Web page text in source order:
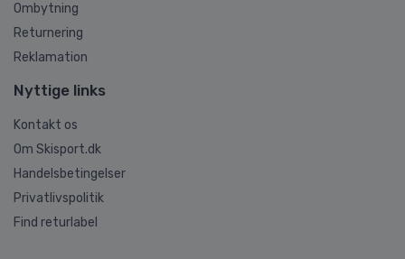
Ombytning
Returnering
Reklamation
Nyttige links
Kontakt os
Om Skisport.dk
Handelsbetingelser
Privatlivspolitik
Find returlabel